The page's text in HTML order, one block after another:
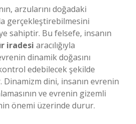
arzularını doğadaki
gerçekleştirebilmesini
sahiptir. Bu felsefe, insanın
iradesi aracılığıyla
dinamik doğasını
edebilecek şekilde
Dinamizm dini, insanın evrenin
ve evrenin gizemli
önemi üzerinde durur.